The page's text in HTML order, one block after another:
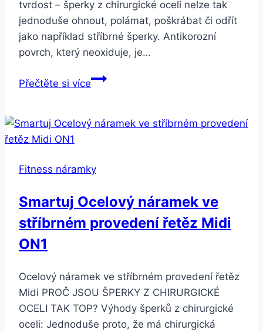
tvrdost – šperky z chirurgické oceli nelze tak
jednoduše ohnout, polámat, poškrábat či odřít
jako například stříbrné šperky. Antikorozní
povrch, který neoxiduje, je…
Přečtěte si víceSmartuj
z
řetěz
Fitness náramky
Smartuj Ocelový náramek ve
stříbrném provedení řetěz Midi
ON1
Ocelový náramek ve stříbrném provedení řetěz
Midi PROČ JSOU ŠPERKY Z CHIRURGICKÉ
OCELI TAK TOP? Výhody šperků z chirurgické
oceli: Jednoduše proto, že má chirurgická